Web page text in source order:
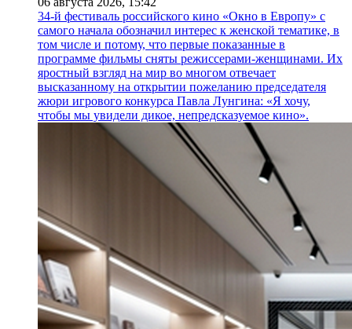
34-й фестиваль российского кино «Окно в Европу» с
самого начала обозначил интерес к женской тематике, в
том числе и потому, что первые показанные в
программе фильмы сняты режиссерами-женщинами. Их
яростный взгляд на мир во многом отвечает
высказанному на открытии пожеланию председателя
жюри игрового конкурса Павла Лунгина: «Я хочу,
чтобы мы увидели дикое, непредсказуемое кино».